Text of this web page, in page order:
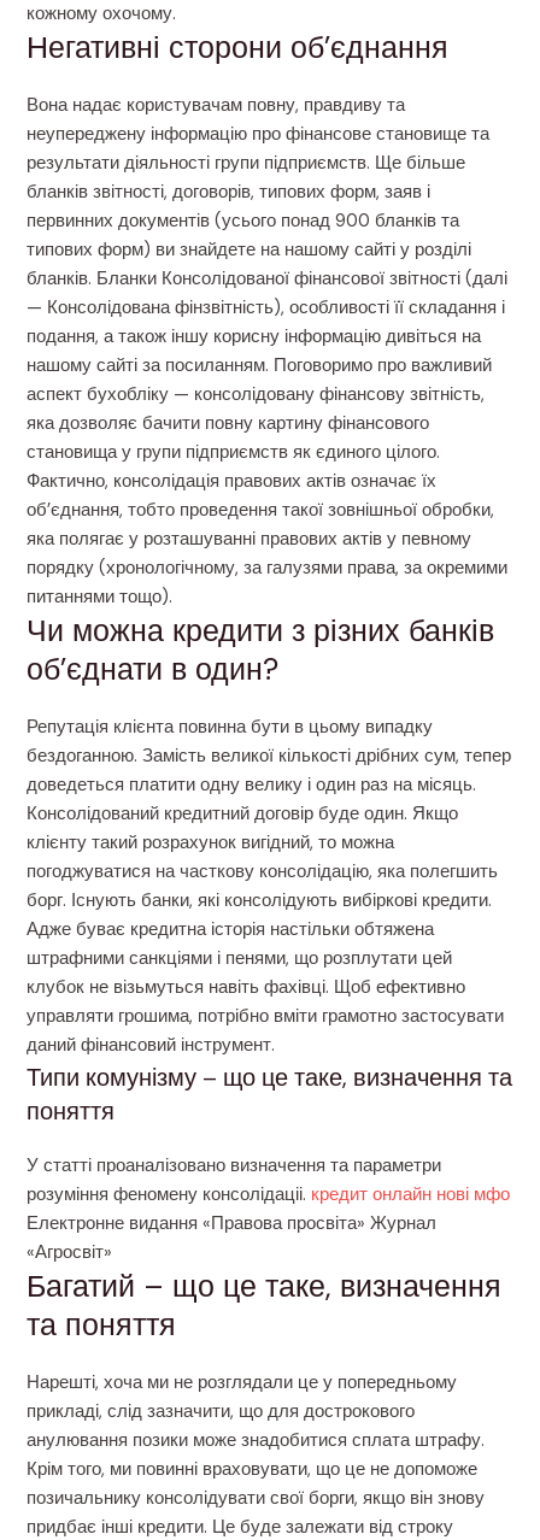
кожному охочому.
Негативні сторони об’єднання
Вона надає користувачам повну, правдиву та
неупереджену інформацію про фінансове становище та
результати діяльності групи підприємств. Ще більше
бланків звітності, договорів, типових форм, заяв і
первинних документів (усього понад 900 бланків та
типових форм) ви знайдете на нашому сайті у розділі
бланків. Бланки Консолідованої фінансової звітності (далі
— Консолідована фінзвітність), особливості її складання і
подання, а також іншу корисну інформацію дивіться на
нашому сайті за посиланням. Поговоримо про важливий
аспект бухобліку — консолідовану фінансову звітність,
яка дозволяє бачити повну картину фінансового
становища у групи підприємств як єдиного цілого.
Фактично, консолідація правових актів означає їх
об’єднання, тобто проведення такої зовнішньої обробки,
яка полягає у розташуванні правових актів у певному
порядку (хронологічному, за галузями права, за окремими
питаннями тощо).
Чи можна кредити з різних банків
об’єднати в один?
Репутація клієнта повинна бути в цьому випадку
бездоганною. Замість великої кількості дрібних сум, тепер
доведеться платити одну велику і один раз на місяць.
Консолідований кредитний договір буде один. Якщо
клієнту такий розрахунок вигідний, то можна
погоджуватися на часткову консолідацію, яка полегшить
борг. Існують банки, які консолідують вибіркові кредити.
Адже буває кредитна історія настільки обтяжена
штрафними санкціями і пенями, що розплутати цей
клубок не візьмуться навіть фахівці. Щоб ефективно
управляти грошима, потрібно вміти грамотно застосувати
даний фінансовий інструмент.
Типи комунізму – що це таке, визначення та
поняття
У статті проаналізовано визначення та параметри
розуміння феномену консолідаціі. кредит онлайн нові мфо
Електронне видання «Правова просвіта» Журнал
«Агросвіт»
Багатий – що це таке, визначення
та поняття
Нарешті, хоча ми не розглядали це у попередньому
прикладі, слід зазначити, що для дострокового
анулювання позики може знадобитися сплата штрафу.
Крім того, ми повинні враховувати, що це не допоможе
позичальнику консолідувати свої борги, якщо він знову
придбає інші кредити. Це буде залежати від строку